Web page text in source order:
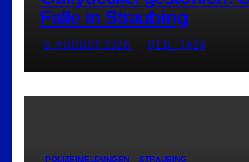
Falle in Straubing
9. AUGUST 2026 RED_RA24
POLIZEIMELDUNGEN STRAUBING